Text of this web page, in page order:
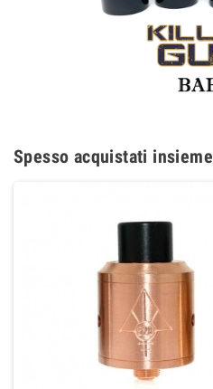
Spesso acquistati insieme